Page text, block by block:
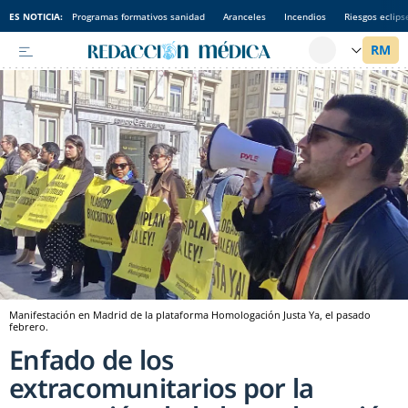
ES NOTICIA: Programas formativos sanidad Aranceles Incendios Riesgos
Manifestación en Madrid de la plataforma Homologación Justa Ya, el pasado
febrero.
Enfado de los
extracomunitarios por la